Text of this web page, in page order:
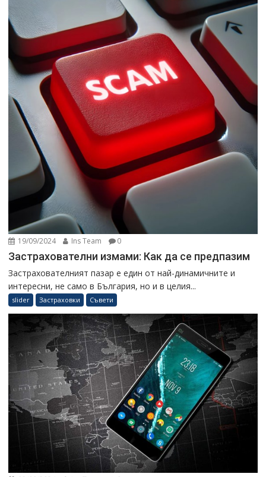
19/09/2024 Ins Team 0
Застрахователни измами: Как да се предпазим
Застрахователният пазар е един от най-динамичните и
интересни, не само в България, но и в целия...
slider Застраховки Съвети